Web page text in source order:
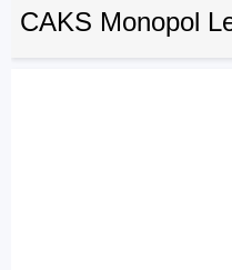
CAKS Monopol